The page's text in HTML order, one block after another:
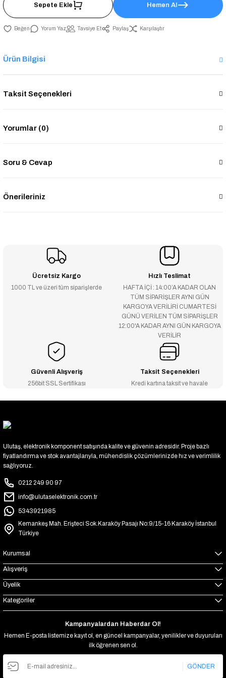
Sepete Ekle Hemen Al
Yorum Yaz Tavsiye Et Paylaş Karşılaştır
Ürün Bilgisi
Taksit Seçenekleri
Yorumlar (0)
Soru & Cevap
Önerileriniz
Ücretsiz Kargo
1000 TL ve üzeri tüm siparişlerde
Hızlı Teslimat
HAFTA İÇİ : 14:00’A KADAR OLAN
TÜM SİPARİŞLER AYNI GÜN
KARGOYA VERİLİRİ CUMARTESİ
GÜNÜ VERİLEN TÜM SİPARİŞLER
12:00'A KADAR AYNI GÜN KARGOYA
VERİLİR
Güvenli Alışveriş
256bit SSL Sertifikası
Taksit Seçenekleri
Kredi kartına taksit ve havale
Ulutaş, elektronik komponent satışında kalite ve güvenin adresidir. Proje bazlı
fiyatlandırma ve stok avantajlarıyla, mühendislik çözümlerinizde hız ve verimlilik
sağlıyoruz.
0212 249 90 97
info@ulutaselektronik.com.tr
5343921985
Kemankeş Mah. Erişteci Sok.Karaköy Pasajı No:9/15-16 Karaköy İstanbul
Türkiye
Kurumsal
Alışveriş
Üyelik
Kategoriler
Kampanyalardan Haberdar Ol!
Hemen E-posta listemize kayıt ol, en güncel kampanyalar, yenilikler ve duyuruları
ilk öğrenen sen ol.
GÖNDER